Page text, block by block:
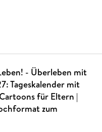
- Überleben mit
Tageskalender mit
für Eltern |
zum